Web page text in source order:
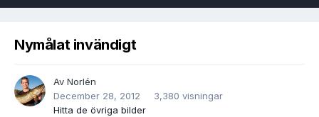
Nymålat invändigt
Av Norlén
December 28, 2012
3,380 visningar
Hitta de övriga bilder